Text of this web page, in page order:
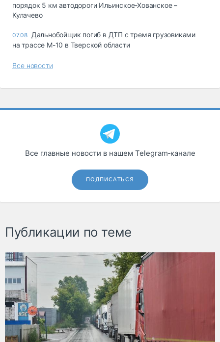
порядок 5 км автодороги Ильинское-Хованское –
Кулачево
07.08 Дальнобойщик погиб в ДТП с тремя грузовиками
на трассе М-10 в Тверской области
Все новости
Все главные новости в нашем Telegram‑канале
ПОДПИСАТЬСЯ
Публикации по теме